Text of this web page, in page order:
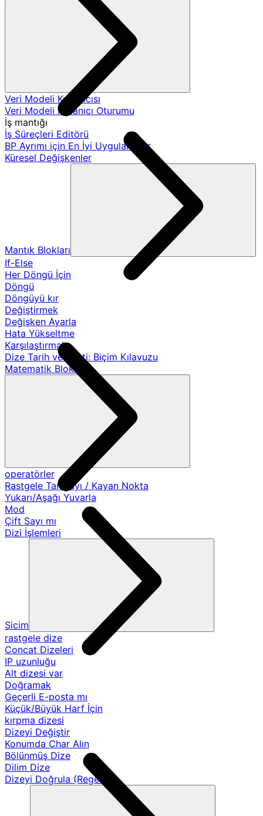
Veri Modeli Kullanıcısı
Veri Modeli Kullanıcı Oturumu
İş mantığı
İş Süreçleri Editörü
BP Ayrımı için En İyi Uygulamalar
Küresel Değişkenler
Mantık Blokları
If-Else
Her Döngü İçin
Döngü
Döngüyü kır
Değiştirmek
Değişken Ayarla
Hata Yükseltme
Karşılaştırmak
Dize Tarih ve Saati: Biçim Kılavuzu
Matematik Blokları
operatörler
Rastgele Tamsayı / Kayan Nokta
Yukarı/Aşağı Yuvarla
Mod
Çift Sayı mı
Dizi İşlemleri
Sicim
rastgele dize
Concat Dizeleri
IP uzunluğu
Alt dizesi var
Doğramak
Geçerli E-posta mı
Küçük/Büyük Harf İçin
kırpma dizesi
Dizeyi Değiştir
Konumda Char Alın
Bölünmüş Dize
Dilim Dize
Dizeyi Doğrula (Regex)